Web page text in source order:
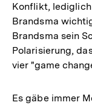
Konflikt,
Brandsma
Brandsma sein
Polarisierung,
vier "game
Es gäbe immer